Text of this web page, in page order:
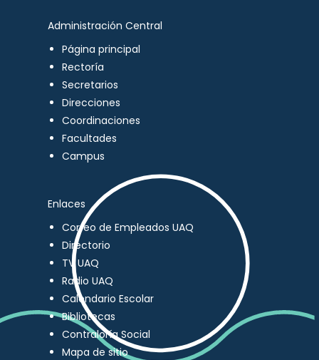
Administración Central
Página principal
Rectoría
Secretarios
Direcciones
Coordinaciones
Facultades
Campus
Enlaces
Correo de Empleados UAQ
Directorio
TV UAQ
Radio UAQ
Calendario Escolar
Bibliotecas
Contraloría Social
Mapa de sitio